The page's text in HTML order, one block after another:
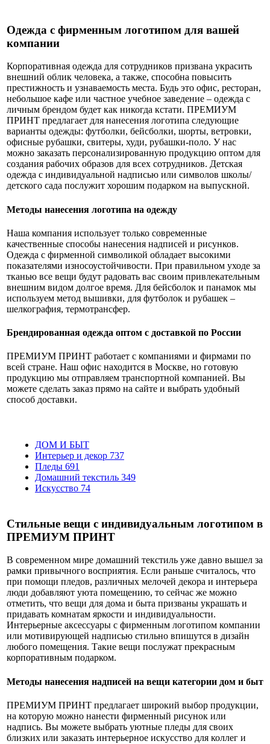
Одежда с фирменным логотипом для вашей
компании
Корпоративная одежда для сотрудников призвана украсить
внешний облик человека, а также, способна повысить
престижность и узнаваемость места. Будь это офис, ресторан,
небольшое кафе или частное учебное заведение – одежда с
личным брендом будет как никогда кстати. ПРЕМИУМ
ПРИНТ предлагает для нанесения логотипа следующие
варианты одежды: футболки, бейсболки, шорты, ветровки,
офисные рубашки, свитеры, худи, рубашки-поло. У нас
можно заказать персонализированную продукцию оптом для
создания рабочих образов для всех сотрудников. Детская
одежда с индивидуальной надписью или символов школы/
детского сада послужит хорошим подарком на выпускной.
Методы нанесения логотипа на одежду
Наша компания использует только современные
качественные способы нанесения надписей и рисунков.
Одежда с фирменной символикой обладает высокими
показателями износоустойчивости. При правильном уходе за
тканью все вещи будут радовать вас своим привлекательным
внешним видом долгое время. Для бейсболок и панамок мы
используем метод вышивки, для футболок и рубашек –
шелкография, термотрансфер.
Брендированная одежда оптом с доставкой по России
ПРЕМИУМ ПРИНТ работает с компаниями и фирмами по
всей стране. Наш офис находится в Москве, но готовую
продукцию мы отправляем транспортной компанией. Вы
можете сделать заказ прямо на сайте и выбрать удобный
способ доставки.
ДОМ И БЫТ
Интерьер и декор 737
Пледы 691
Домашний текстиль 349
Искусство 74
Стильные вещи с индивидуальным логотипом в
ПРЕМИУМ ПРИНТ
В современном мире домашний текстиль уже давно вышел за
рамки привычного восприятия. Если раньше считалось, что
при помощи пледов, различных мелочей декора и интерьера
люди добавляют уюта помещению, то сейчас же можно
отметить, что вещи для дома и быта призваны украшать и
придавать комнатам яркости и индивидуальности.
Интерьерные аксессуары с фирменным логотипом компании
или мотивирующей надписью стильно впишутся в дизайн
любого помещения. Такие вещи послужат прекрасным
корпоративным подарком.
Методы нанесения надписей на вещи категории дом и быт
ПРЕМИУМ ПРИНТ предлагает широкий выбор продукции,
на которую можно нанести фирменный рисунок или
надпись. Вы можете выбрать уютные пледы для своих
близких или заказать интерьерное искусство для коллег и